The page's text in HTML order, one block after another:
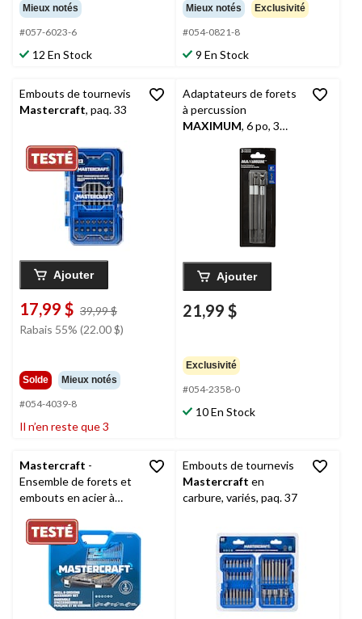
Mieux notés
#057-6023-6
12 En Stock
Mieux notés Exclusivité
#054-0821-8
9 En Stock
Embouts de tournevis
Mastercraft, paq. 33
Ajouter
17,99 $ 39,99 $
était
Rabais 55% (22.00 $)
Solde Mieux notés
#054-4039-8
Il n’en reste que 3
Adaptateurs de forets
à percussion
MAXIMUM, 6 po, 3
Ajouter
21,99 $
Exclusivité
#054-2358-0
10 En Stock
Mastercraft -
Ensemble de forets et
embouts en acier à
bois, métal, plastique,
maçonnerie, paq. 253
Embouts de tournevis
Mastercraft en
carbure, variés, paq. 37